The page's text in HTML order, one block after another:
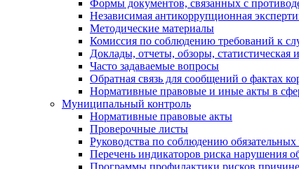
Формы документов, связанных с
Независимая антикоррупционная
Методические материалы
Комиссия по соблюдению требований к
Доклады, отчеты, обзоры, статистическая
Часто задаваемые вопросы
Обратная связь для сообщений о фактах
Нормативные правовые и иные акты в
Муниципальный контроль
Нормативные правовые акты
Проверочные листы
Руководства по соблюдению обязательных
Перечень индикаторов риска нарушения